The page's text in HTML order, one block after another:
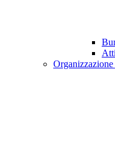
Organizzazione